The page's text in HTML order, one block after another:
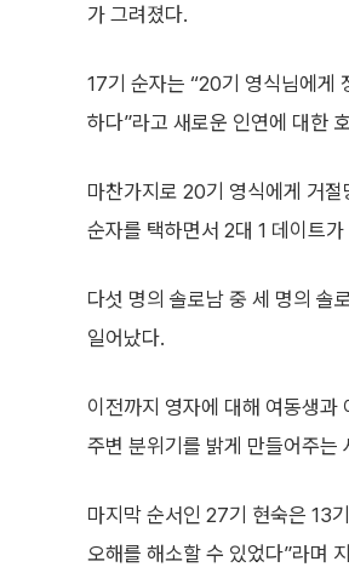
가 그려졌다.
17기 순자는 “20기 영식님에게
하다”라고 새로운 인연에 대한
마찬가지로 20기 영식에게 거
순자를 택하면서 2대 1 데이트
다섯 명의 솔로남 중 세 명의 솔
일어났다.
이전까지 영자에 대해 여동생과
주변 분위기를 밝게 만들어주는
마지막 순서인 27기 현숙은 13
오해를 해소할 수 있었다”라며